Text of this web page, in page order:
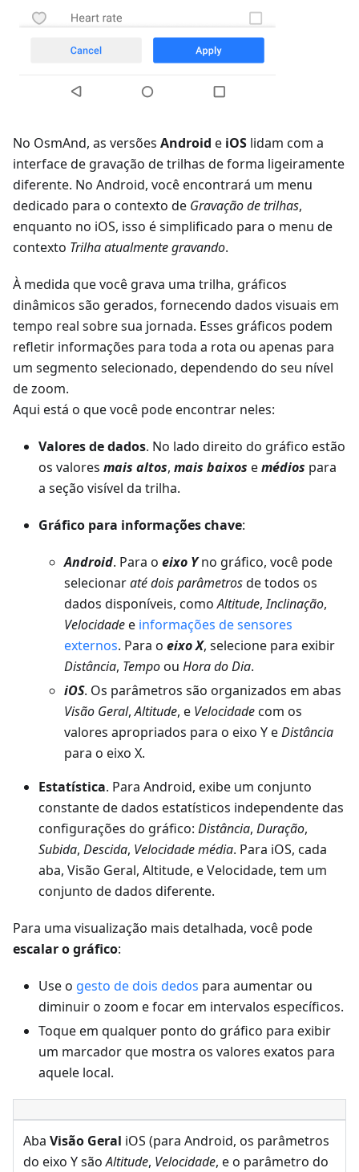
No OsmAnd, as versões Android e iOS lidam com a
interface de gravação de trilhas de forma ligeiramente
diferente. No Android, você encontrará um menu
dedicado para o contexto de Gravação de trilhas,
enquanto no iOS, isso é simplificado para o menu de
contexto Trilha atualmente gravando.
À medida que você grava uma trilha, gráficos
dinâmicos são gerados, fornecendo dados visuais em
tempo real sobre sua jornada. Esses gráficos podem
refletir informações para toda a rota ou apenas para
um segmento selecionado, dependendo do seu nível
de zoom.
Aqui está o que você pode encontrar neles:
Valores de dados. No lado direito do gráfico estão
os valores mais altos, mais baixos emédios para
a seção visível da trilha.
Gráfico para informações chave:
Android. Para o eixo Yno gráfico, você pode
selecionaraté dois parâmetrosde todos os
dados disponíveis, comoAltitude,Inclinação,
Velocidadee informações de sensores
externos. Para o eixo X, selecione para exibir
Distância, Tempoou Hora do Dia.
iOS. Os parâmetros são organizados em abas
Visão Geral,Altitude, e Velocidadecom os
valores apropriados para o eixo Y eDistância
para o eixo X.
Estatística. Para Android, exibe um conjunto
constante de dados estatísticos independente das
configurações do gráfico: Distância, Duração,
Subida, Descida, Velocidade média. Para iOS, cada
aba, Visão Geral, Altitude, e Velocidade, tem um
conjunto de dados diferente.
Para uma visualização mais detalhada, você pode
escalar o gráfico:
Use o gesto de dois dedos para aumentar ou
diminuir o zoom e focar em intervalos específicos.
Toque em qualquer ponto do gráfico para exibir
um marcador que mostra os valores exatos para
aquele local.
Aba Visão Geral iOS (para Android, os parâmetros
do eixo Y sãoAltitude, Velocidade, e o parâmetro do